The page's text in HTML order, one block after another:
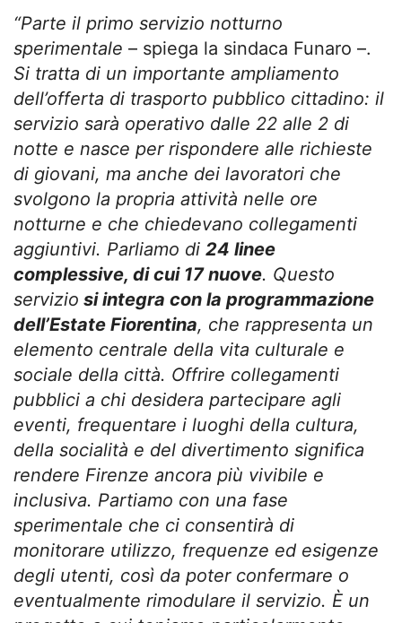
“Parte il primo servizio notturno
sperimentale – spiega la sindaca Funaro –.
Si tratta di un importante ampliamento
dell’offerta di trasporto pubblico cittadino: il
servizio sarà operativo dalle 22 alle 2 di
notte e nasce per rispondere alle richieste
di giovani, ma anche dei lavoratori che
svolgono la propria attività nelle ore
notturne e che chiedevano collegamenti
aggiuntivi. Parliamo di 24 linee
complessive, di cui 17 nuove. Questo
servizio si integra con la programmazione
dell’Estate Fiorentina, che rappresenta un
elemento centrale della vita culturale e
sociale della città. Offrire collegamenti
pubblici a chi desidera partecipare agli
eventi, frequentare i luoghi della cultura,
della socialità e del divertimento significa
rendere Firenze ancora più vivibile e
inclusiva. Partiamo con una fase
sperimentale che ci consentirà di
monitorare utilizzo, frequenze ed esigenze
degli utenti, così da poter confermare o
eventualmente rimodulare il servizio. È un